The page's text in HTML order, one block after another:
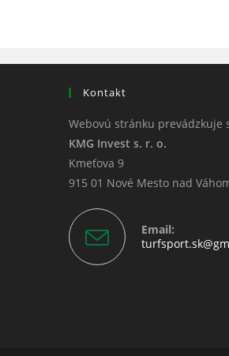
Kontakt
Webovú stránku prevádzkuje
KMG Invest s. r. o.
Kmeťova 9
915 01 Nové Mesto nad
Email: